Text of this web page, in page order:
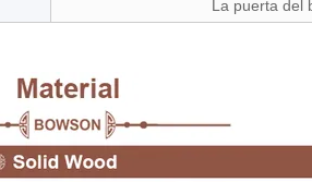
La puerta del